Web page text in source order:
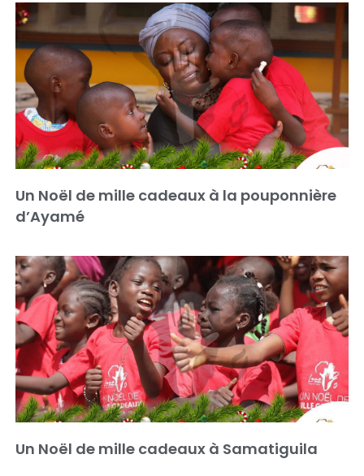
Un Noël de mille cadeaux à la pouponnière
d’Ayamé
Un Noël de mille cadeaux à Samatiguila